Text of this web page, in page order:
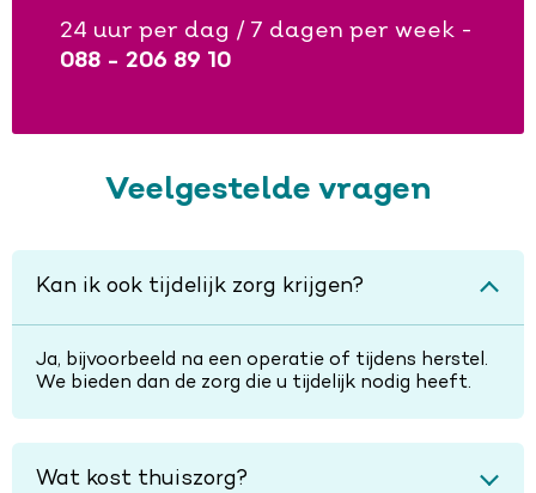
24 uur per dag / 7 dagen per week -
088 - 206 89 10
Veelgestelde vragen
Kan ik ook tijdelijk zorg krijgen?
Ja, bijvoorbeeld na een operatie of tijdens herstel.
We bieden dan de zorg die u tijdelijk nodig heeft.
Wat kost thuiszorg?